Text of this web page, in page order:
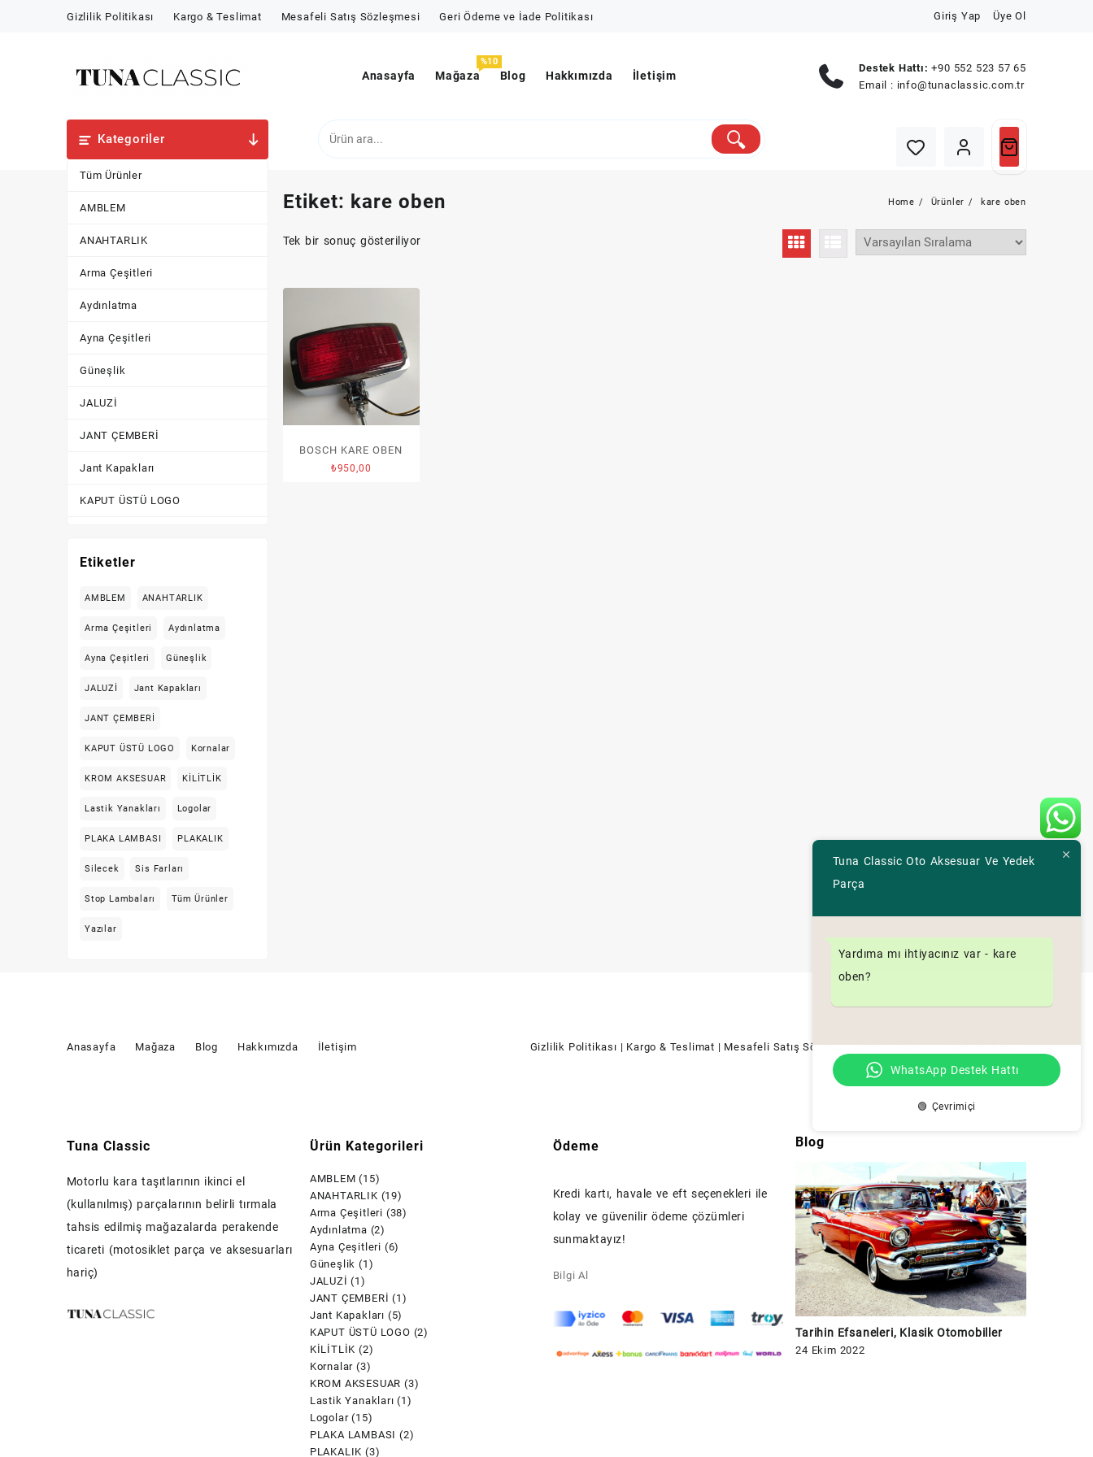
Gizlilik Politikası Kargo & Teslimat Mesafeli Satış Sözleşmesi Geri Ödeme ve İade Politikası Giriş Yap Üye Ol
Anasayfa Mağaza
%10
Blog Hakkımızda İletişim
Destek Hattı: +90 552 523 57 65
Email : info@tunaclassic.com.tr
Kategoriler
Tüm Ürünler
AMBLEM
ANAHTARLIK
Arma Çeşitleri
Aydınlatma
Ayna Çeşitleri
Güneşlik
JALUZİ
JANT ÇEMBERİ
Jant Kapakları
KAPUT ÜSTÜ LOGO
Kornalar
KROM AKSESUAR
Lastik Yanakları
Logolar
Etiket: kare oben Home Ürünler kare oben
Tek bir sonuç gösteriliyor
BOSCH KARE OBEN
₺950,00
Etiketler
AMBLEM ANAHTARLIK
Arma Çeşitleri Aydınlatma
Ayna Çeşitleri Güneşlik
JALUZİ Jant Kapakları
JANT ÇEMBERİ
KAPUT ÜSTÜ LOGO Kornalar
KROM AKSESUAR KİLİTLİK
Lastik Yanakları Logolar
PLAKA LAMBASI PLAKALIK
Silecek Sis Farları
Stop Lambaları Tüm Ürünler
Yazılar
Anasayfa Mağaza Blog Hakkımızda İletişim Gizlilik Politikası | Kargo & Teslimat | Mesafeli Satış Sözleşmesi| Geri Ödeme ve İade Politikası
Tuna Classic
Motorlu kara taşıtlarının ikinci el
(kullanılmış) parçalarının belirli tırmala
tahsis edilmiş mağazalarda perakende
ticareti (motosiklet parça ve aksesuarları
hariç)
Ürün Kategorileri
AMBLEM (15)
ANAHTARLIK (19)
Arma Çeşitleri (38)
Aydınlatma (2)
Ayna Çeşitleri (6)
Güneşlik (1)
JALUZİ (1)
JANT ÇEMBERİ (1)
Jant Kapakları (5)
KAPUT ÜSTÜ LOGO (2)
KİLİTLİK (2)
Kornalar (3)
KROM AKSESUAR (3)
Lastik Yanakları (1)
Logolar (15)
PLAKA LAMBASI (2)
PLAKALIK (3)
Ödeme
Kredi kartı, havale ve eft seçenekleri ile
kolay ve güvenilir ödeme çözümleri
sunmaktayız!
Bilgi Al
Blog
Tarihin Efsaneleri, Klasik Otomobiller
24 Ekim 2022
Tuna Classic Oto Aksesuar Ve Yedek
Parça
Yardıma mı ihtiyacınız var - kare
oben?
WhatsApp Destek Hattı
🟢 Çevrimiçi